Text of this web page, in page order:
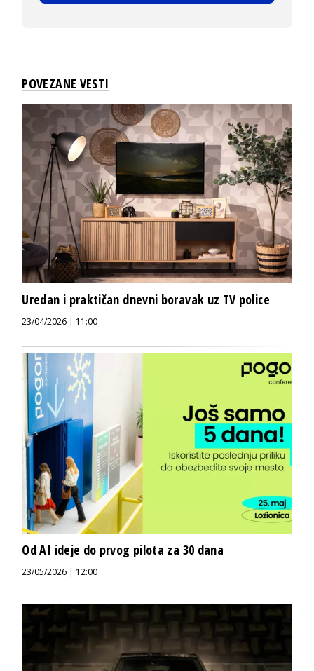
POVEZANE VESTI
Uredan i praktičan dnevni boravak uz TV police
23/04/2026 | 11:00
Od AI ideje do prvog pilota za 30 dana
23/05/2026 | 12:00